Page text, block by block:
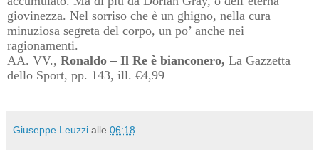
giovinezza. Nel sorriso che è un ghigno, nella cura
minuziosa segreta del corpo, un po’ anche nei
ragionamenti.
AA. VV., Ronaldo – Il Re è bianconero, La Gazzetta
dello Sport, pp. 143, ill. €4,99
Giuseppe Leuzzi alle 06:18